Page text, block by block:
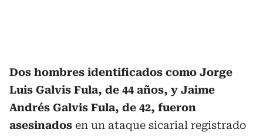
Dos hombres identificados como Jorge
Luis Galvis Fula, de 44 años, y Jaime
Andrés Galvis Fula, de 42, fueron
asesinados en un ataque sicarial registrado